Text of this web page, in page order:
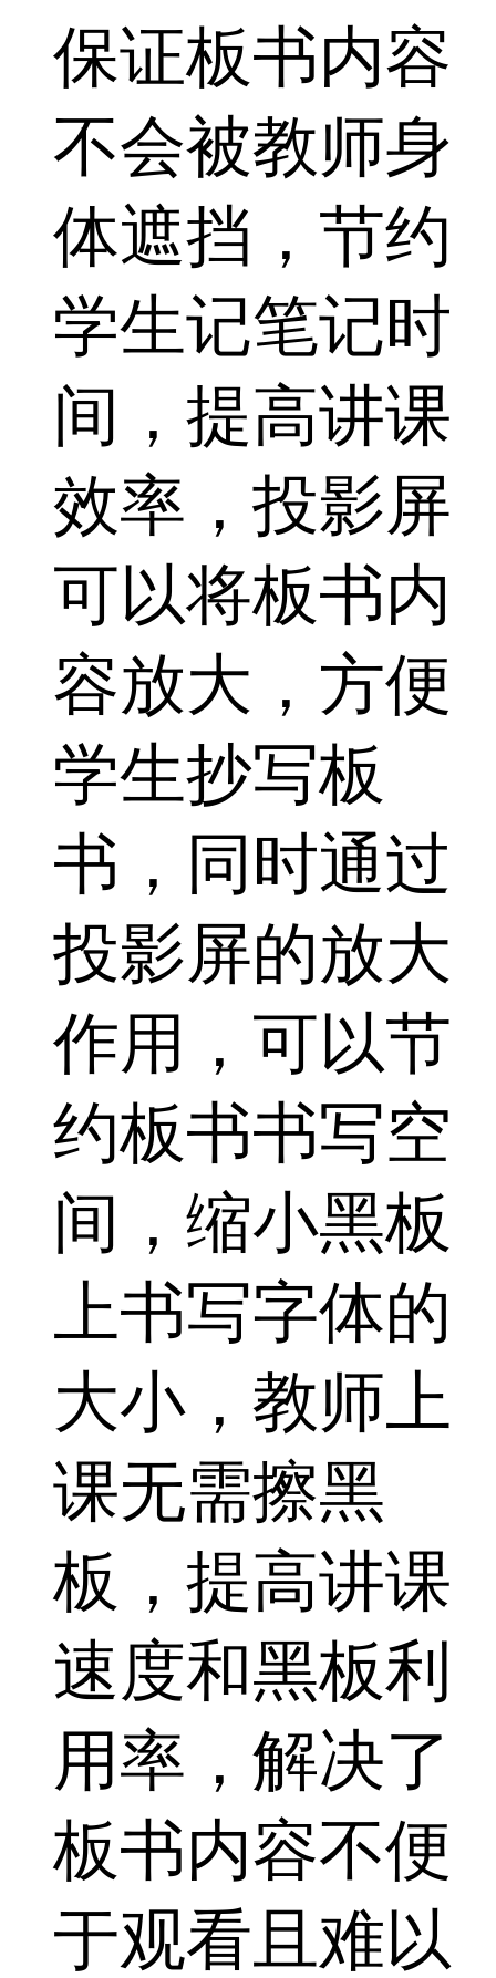
保证板书内容
不会被教师身
体遮挡，节约
学生记笔记时
间，提高讲课
效率，投影屏
可以将板书内
容放大，方便
学生抄写板
书，同时通过
投影屏的放大
作用，可以节
约板书书写空
间，缩小黑板
上书写字体的
大小，教师上
课无需擦黑
板，提高讲课
速度和黑板利
用率，解决了
板书内容不便
于观看且难以